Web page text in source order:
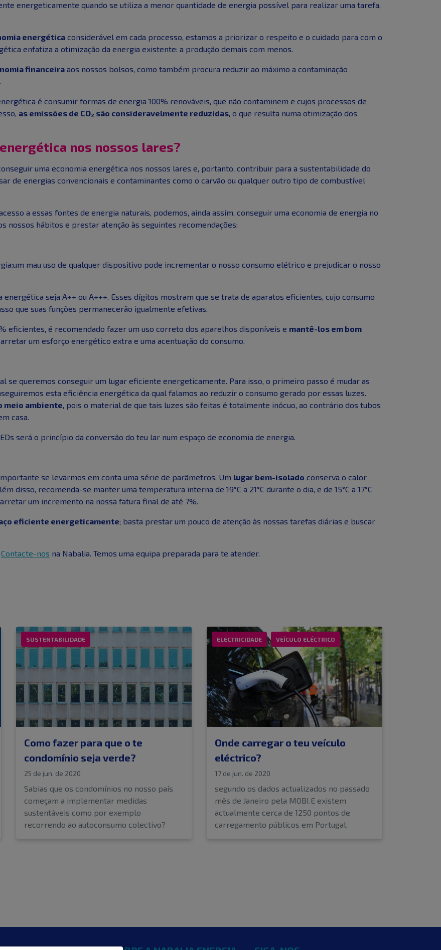
energeticamente quando se utiliza a menor quantidade de energia possível para realizar uma tarefa,
energética considerável em cada processo, estamos a priorizar o respeito e o cuidado para com o
enfatiza a otimização da energia existente: a produção demais com menos.
financeira aos nossos bolsos, como também procura reduzir ao máximo a contaminação
é consumir formas de energia 100% renováveis, que não contaminem e cujos processos de
as emissões de CO₂ são consideravelmente reduzidas , o que resulta numa otimização dos
nos nossos lares?
uma economia energética nos nossos lares e, portanto, contribuir para a sustentabilidade do
de energias convencionais e contaminantes como o carvão ou qualquer outro tipo de combustível
a essas fontes de energia naturais, podemos, ainda assim, conseguir uma economia de energia no
nossos hábitos e prestar atenção às seguintes recomendações:
mau uso de qualquer dispositivo pode incrementar o nosso consumo elétrico e prejudicar o nosso
seja A++ ou A+++. Esses dígitos mostram que se trata de aparatos eficientes, cujo consumo
que suas funções permanecerão igualmente efetivas.
eficientes, é recomendado fazer um uso correto dos aparelhos disponíveis e mantê-los em bom
um esforço energético extra e uma acentuação do consumo.
se queremos conseguir um lugar eficiente energeticamente. Para isso, o primeiro passo é mudar as
esta eficiência energética da qual falamos ao reduzir o consumo gerado por essas luzes.
meio ambiente , pois o material de que tais luzes são feitas é totalmente inócuo, ao contrário dos tubos
casa.
será o princípio da conversão do teu lar num espaço de economia de energia.
se levarmos em conta uma série de parâmetros. Um lugar bem-isolado conserva o calor
disso, recomenda-se manter uma temperatura interna de 19°C a 21°C durante o dia, e de 15°C a 17°C
um incremento na nossa fatura final de até 7%.
eficiente energeticamente; basta prestar um pouco de atenção às nossas tarefas diárias e buscar
Contacte-nos na Nabalia. Temos uma equipa preparada para te atender.
SUSTENTABILIDADE
Como fazer para que o te
condomínio seja verde?
25 de jun. de 2020
Sabias que os condomínios no nosso país
começam a implementar medidas
sustentáveis como por exemplo
recorrendo ao autoconsumo colectivo?
ELECTRICIDADE VEÍCULO ELÉCTRICO
Onde carregar o teu veículo
eléctrico?
17 de jun. de 2020
segundo os dados actualizados no passado
mês de Janeiro pela MOBI.E existem
actualmente cerca de 1250 pontos de
carregamento públicos em Portugal.